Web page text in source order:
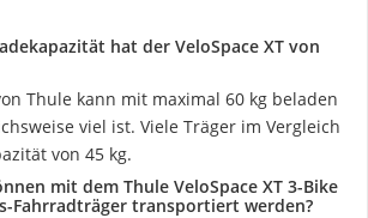
hat der VeloSpace XT von
Thule kann mit maximal 60 kg beladen
viel ist. Viele Träger im Vergleich
von 45 kg.
mit dem Thule VeloSpace XT 3-Bike
Fahrradträger transportiert werden?